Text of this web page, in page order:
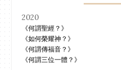
2020
《何謂聖經？》
《如何榮耀神？》
《何謂傳福音？》
《何謂三位一體？》